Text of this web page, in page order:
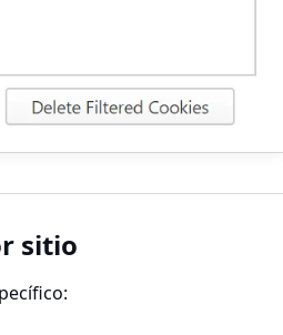
sitio